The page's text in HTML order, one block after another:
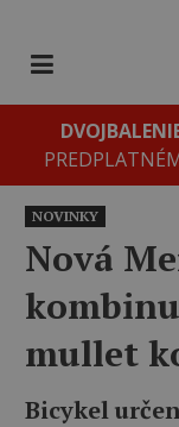
NOVINKY
Nová
mullet
Bicykel